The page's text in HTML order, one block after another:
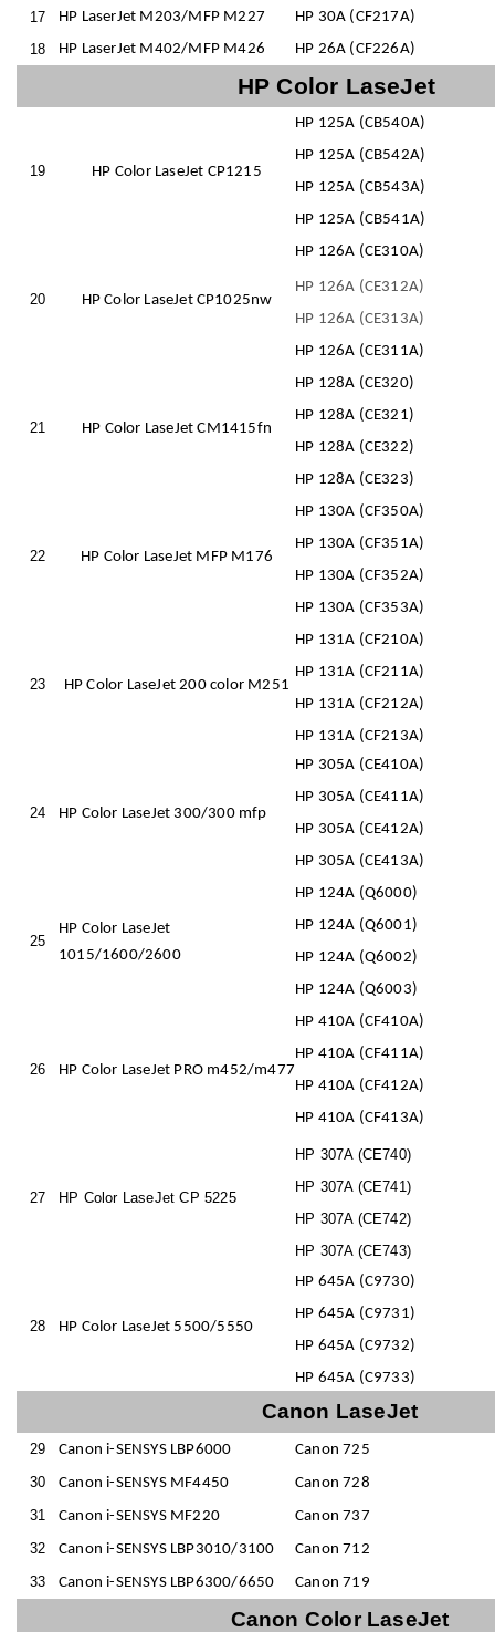
17
HP LaserJet M203/MFP M227
HP 30A (CF217A)
18
HP LaserJet M402/MFP M426 HP 26A (CF226A)
HP Color LaseJet
19 HP Color LaseJet CP1215
HP 125A (CB540A)
HP 125A (CB542A)
HP 125A (CB543A)
HP 125A (CB541A)
20 HP Color LaseJet CP1025nw
HP 126A (CE310A)
HP 126A (CE312A)
HP 126A (CE313A)
HP 126A (CE311A)
21 HP Color LaseJet CM1415fn
HP 128A (CE320)
HP 128A (CE321)
HP 128A (CE322)
HP 128A (CE323)
22 HP Color LaseJet MFP M176
HP 130A (CF350A)
HP 130A (CF351A)
HP 130A (CF352A)
HP 130A (CF353A)
23 HP Color LaseJet 200 color M251
HP 131A (CF210A)
HP 131A (CF211A)
HP 131A (CF212A)
HP 131A (CF213A)
24 HP Color LaseJet 300/300 mfp
HP 305A (CE410A)
HP 305A (CE411A)
HP 305A (CE412A)
HP 305A (CE413A)
25
HP Color LaseJet
1015/1600/2600
HP 124A (Q6000)
HP 124A (Q6001)
HP 124A (Q6002)
HP 124A (Q6003)
26 HP Color LaseJet PRO m452/m477
HP 410A (CF410A)
HP 410A (CF411A)
HP 410A (CF412A)
HP 410A (CF413A)
27 HP Color LaseJet CP 5225
HP 307A (CE740)
HP 307A (CE741)
HP 307A (CE742)
HP 307A (CE743)
28 HP Color LaseJet 5500/5550
HP 645A (C9730)
HP 645A (C9731)
HP 645A (C9732)
HP 645A (C9733)
Canon LaseJet
29 Canon i-SENSYS LBP6000
Canon 725
30
Canon i-SENSYS MF4450
Canon 728
31
Canon i-SENSYS MF220
Canon 737
32
Canon i-SENSYS LBP3010/3100
Canon 712
33
Canon i-SENSYS LBP6300/6650 Canon 719
Canon Color LaseJet